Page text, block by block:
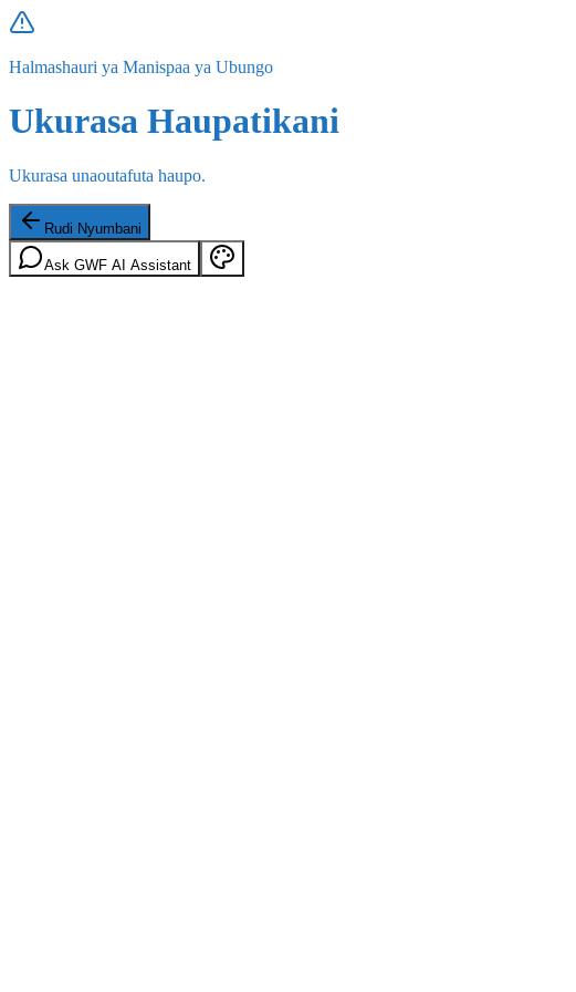
Halmashauri ya Manispaa ya Ubungo
Ukurasa Haupatikani
Ukurasa unaoutafuta haupo.
Rudi Nyumbani
Ask GWF AI Assistant